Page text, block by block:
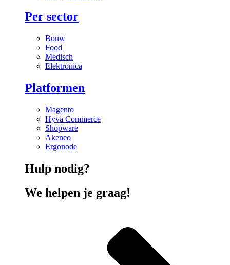
Per sector
Bouw
Food
Medisch
Elektronica
Platformen
Magento
Hyva Commerce
Shopware
Akeneo
Ergonode
Hulp nodig?
We helpen je graag!